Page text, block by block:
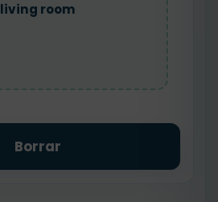
living room
Borrar